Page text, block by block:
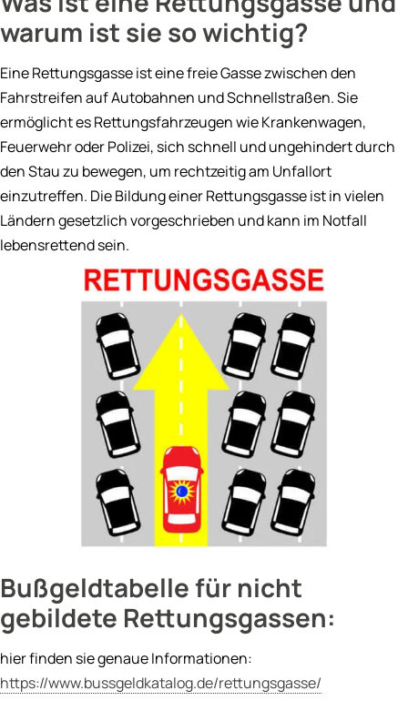
Motorräder
SuperCar
Young- und
Taxis
Taxigarantie für
Mitglieder
Taxi und Mietwagen
Taxigarantie
Premium Sale
Taxigarantie VW
Kooperation mit
Sonderfahrzeuge
Garantien für Lkw
Garantien für
Boote
Boot Protection
Yacht Protection
Elektrogeräte
Elektronik
warum ist sie so wichtig?
Eine Rettungsgasse ist eine freie Gasse zwischen den
Fahrstreifen auf Autobahnen und Schnellstraßen. Sie
ermöglicht es Rettungsfahrzeugen wie Krankenwagen,
Feuerwehr oder Polizei, sich schnell und ungehindert durch
den Stau zu bewegen, um rechtzeitig am Unfallort
einzutreffen. Die Bildung einer Rettungsgasse ist in vielen
Ländern gesetzlich vorgeschrieben und kann im Notfall
lebensrettend sein.
Bußgeldtabelle für nicht
gebildete Rettungsgassen:
hier finden sie genaue Informationen:
https://www.bussgeldkatalog.de/rettungsgasse/